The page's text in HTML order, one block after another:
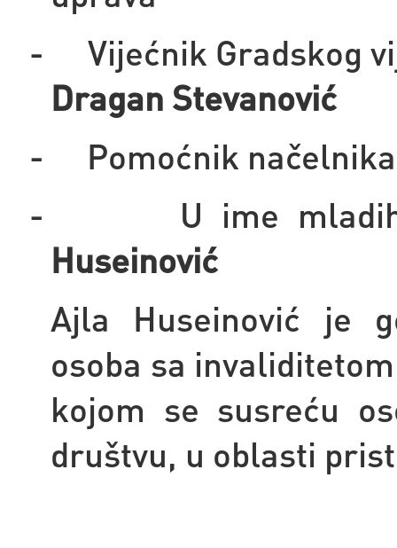
-
Vijećnik Gradskog
Dragan Stevanović
-
Pomoćnik
-
U ime
Huseinović
Ajla Huseinović je
osoba sa
kojom se susreću
društvu, u oblasti